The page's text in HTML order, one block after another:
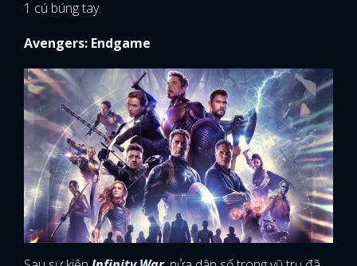
1 cú búng tay.
Avengers: Endgame